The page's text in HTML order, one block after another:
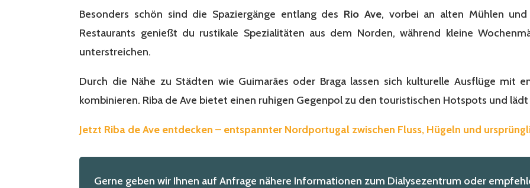
Besonders schön sind die Spaziergänge entlang des Rio Ave, vorbei an alten Mühlen
Restaurants genießt du rustikale Spezialitäten aus dem Norden, während kleine
unterstreichen.
Durch die Nähe zu Städten wie Guimarães oder Braga lassen sich kulturelle Ausflüge mit
kombinieren. Riba de Ave bietet einen ruhigen Gegenpol zu den touristischen Hotspots und
Jetzt Riba de Ave entdecken – entspannter Nordportugal zwischen Fluss, Hügeln und
Gerne geben wir Ihnen auf Anfrage nähere Informationen zum Dialysezentrum oder